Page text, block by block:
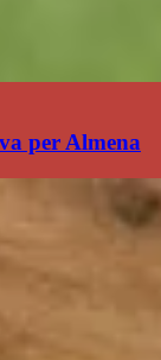
per Almena